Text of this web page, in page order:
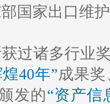
国家出口维
过诸多行业
40年”成果
发的“资产信